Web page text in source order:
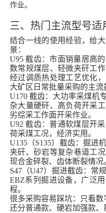
作业。
三、热门主流型号适
结合一线的使用经验，给
景：
U95 截齿：市面销量居高
数常规煤层、轻微夹矸工
经过调质热处理工艺优化
大矿区日常批量采购的主流
U170 截齿：大功率采煤机
杂大量硬矸、高负荷开采
劣综采工作面开采作业。
U92 截齿：普通软煤层开
荷采煤工况，经济实用。
U135（S135）截齿：掘进
夹矸、砂岩等复杂巷道工
现合金碎裂、齿体断裂情况
S47（U47）掘进截齿：常
EBZ系列掘进设备，广泛
程。
很多采购容易踩坑：只看
还分普通款、硬岩加强款、